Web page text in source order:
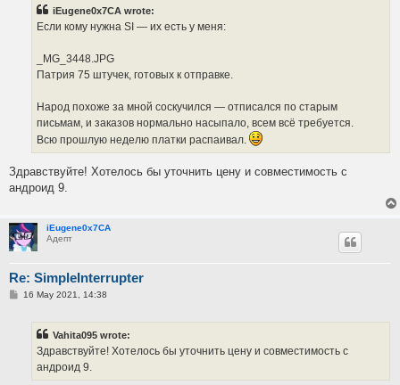
iEugene0x7CA wrote:
Если кому нужна SI — их есть у меня:
_MG_3448.JPG
Патрия 75 штучек, готовых к отправке.
Народ похоже за мной соскучился — отписался по старым
письмам, и заказов нормально насыпало, всем всё требуется.
Всю прошлую неделю платки распаивал.
Здравствуйте! Хотелось бы уточнить цену и совместимость с
андроид 9.
iEugene0x7CA
Адепт
Re: SimpleInterrupter
P16 May 2021, 14:38
Vahita095 wrote:
Здравствуйте! Хотелось бы уточнить цену и совместимость с
андроид 9.